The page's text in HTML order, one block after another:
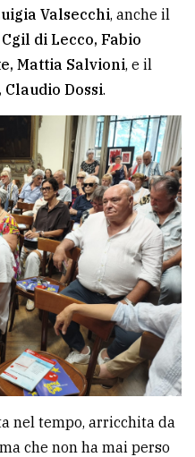
Valsecchi, anche il
di Lecco, Fabio
Mattia Salvioni, e il
Dossi.
nel tempo, arricchita da
che non ha mai perso